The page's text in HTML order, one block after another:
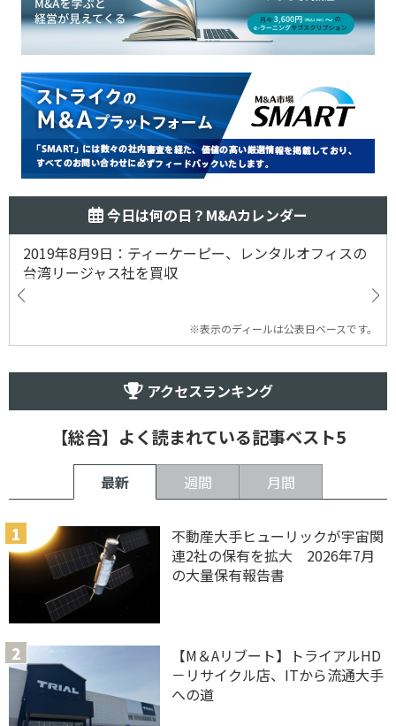
今日は何の日？M&Aカレンダー
2019年8月9日：ティーケーピー、レンタルオフィスの
台湾リージャス社を買収
※表示のディールは公表日ベースです。
アクセスランキング
【総合】よく読まれている記事ベスト5
最新 週間 月間
不動産大手ヒューリックが宇宙関
連2社の保有を拡大 2026年7月
の大量保有報告書
【M＆Aリブート】トライアルHD
－リサイクル店、ITから流通大手
への道